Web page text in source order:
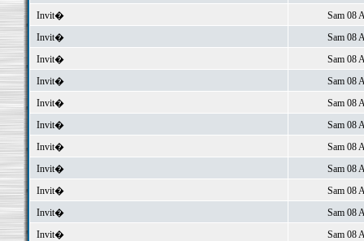
Invit�
Sam 08
Invit�
Sam 08
Invit�
Sam 08
Invit�
Sam 08
Invit�
Sam 08
Invit�
Sam 08
Invit�
Sam 08
Invit�
Sam 08
Invit�
Sam 08
Invit�
Sam 08
Invit�
Sam 08